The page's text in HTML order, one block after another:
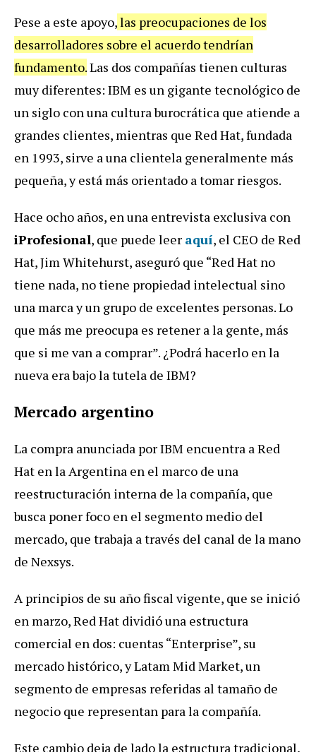
Pese a este apoyo,las preocupaciones de los
desarrolladores sobre el acuerdo tendrían
fundamento.Las dos compañías tienen culturas
muy diferentes: IBM es un gigante tecnológico de
un siglo con una cultura burocrática que atiende a
grandes clientes, mientras que Red Hat, fundada
en 1993, sirve a una clientela generalmente más
pequeña, y está más orientado a tomar riesgos.
Hace ocho años, en una entrevista exclusiva con
iProfesional, que puede leer aquí, el CEO de Red
Hat, Jim Whitehurst, aseguró que “Red Hat no
tiene nada, no tiene propiedad intelectual sino
una marca y un grupo de excelentes personas. Lo
que más me preocupa es retener a la gente, más
que si me van a comprar”. ¿Podrá hacerlo en la
nueva era bajo la tutela de IBM?
Mercado argentino
La compra anunciada por IBM encuentra a Red
Hat en la Argentina en el marco de una
reestructuración interna de la compañía, que
busca poner foco en el segmento medio del
mercado, que trabaja a través del canal de la mano
de Nexsys.
A principios de su año fiscal vigente, que se inició
en marzo, Red Hat dividió una estructura
comercial en dos: cuentas “Enterprise”, su
mercado histórico, y Latam Mid Market, un
segmento de empresas referidas al tamaño de
negocio que representan para la compañía.
Este cambio deja de lado la estructura tradicional,